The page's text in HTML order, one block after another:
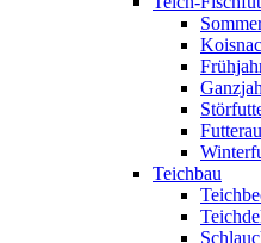
Teichbau